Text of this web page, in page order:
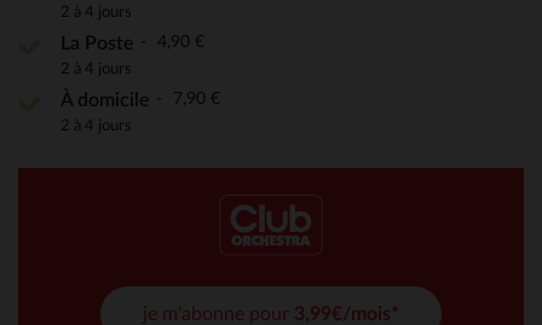
2 à 4 jours
La Poste 4,90 €
2 à 4 jours
À domicile 7,90 €
2 à 4 jours
je m'abonne pour 3,99€/mois*